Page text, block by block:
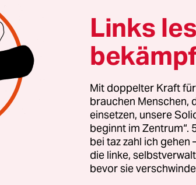
Jahrzehnte nach dem Beschluss
in Berlin ist eine
beteiligter Firmen.
über „mögliche Optionen des
Bundestag zu berichten“,
für Kultur und Medien auf
zur Erinnerung an die
Vereinigung war
sollte eigentlich 2019 eröffnet
Links
Mit doppelter Kraft
brauchen Menschen,
einsetzen, unsere
beginnt im Zentrum“.
bei taz zahl ich gehen
die linke,
bevor sie